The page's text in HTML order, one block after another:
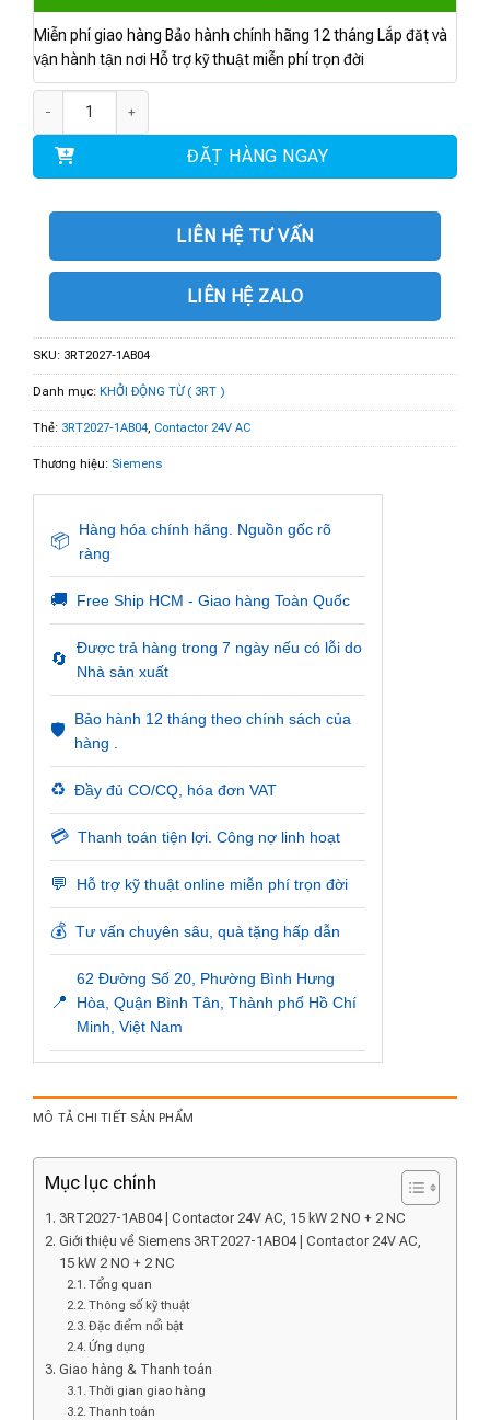
Miễn phí giao hàng Bảo hành chính hãng 12 tháng Lắp đặt và
vận hành tận nơi Hỗ trợ kỹ thuật miễn phí trọn đời
ĐẶT HÀNG NGAY
LIÊN HỆ TƯ VẤN
LIÊN HỆ ZALO
SKU: 3RT2027-1AB04
Danh mục: KHỞI ĐỘNG TỪ ( 3RT )
Thẻ: 3RT2027-1AB04, Contactor 24V AC
Thương hiệu: Siemens
📦
Hàng hóa chính hãng. Nguồn gốc rõ
ràng
🚚 Free Ship HCM - Giao hàng Toàn Quốc
🔄
Được trả hàng trong 7 ngày nếu có lỗi do
Nhà sản xuất
🛡️
Bảo hành 12 tháng theo chính sách của
hàng .
♻️ Đầy đủ CO/CQ, hóa đơn VAT
💳 Thanh toán tiện lợi. Công nợ linh hoạt
💬 Hỗ trợ kỹ thuật online miễn phí trọn đời
💰 Tư vấn chuyên sâu, quà tặng hấp dẫn
📍
62 Đường Số 20, Phường Bình Hưng
Hòa, Quận Bình Tân, Thành phố Hồ Chí
Minh, Việt Nam
MÔ TẢ CHI TIẾT SẢN PHẨM
Mục lục chính
3RT2027-1AB04 | Contactor 24V AC, 15 kW 2 NO + 2 NC
Giới thiệu về Siemens 3RT2027-1AB04 | Contactor 24V AC,
15 kW 2 NO + 2 NC
Tổng quan
Thông số kỹ thuật
Đặc điểm nổi bật
Ứng dụng
Giao hàng & Thanh toán
Thời gian giao hàng
Thanh toán